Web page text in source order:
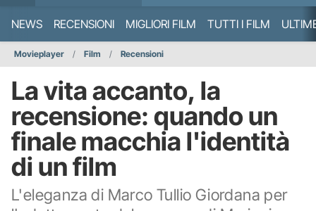
NEWS RECENSIONI MIGLIORI FILM TUTTI I FILM
Movieplayer Film Recensioni
La vita accanto, la
recensione: quando un
finale macchia l'identità
di un film
L'eleganza di Marco Tullio Giordana per